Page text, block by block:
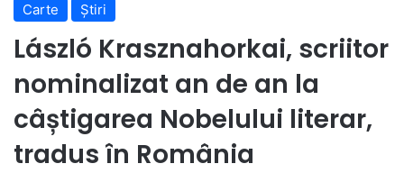
Carte Știri
László Krasznahorkai, scriitor
nominalizat an de an la
câștigarea Nobelului literar,
tradus în România